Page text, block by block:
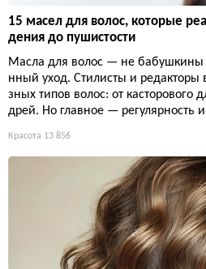
15 масел для волос, которые
дения до пушистости
Масла для волос — не бабушкины
нный уход. Стилисты и
зных типов волос: от касторового
дрей. Но главное — регулярность
Красота 13 856